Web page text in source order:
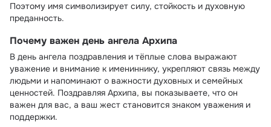
Поэтому имя символизирует силу, стойкость и духовную
преданность.
Почему важен день ангела Архипа
В день ангела поздравления и тёплые слова выражают
уважение и внимание к имениннику, укрепляют связь между
людьми и напоминают о важности духовных и семейных
ценностей. Поздравляя Архипа, вы показываете, что он
важен для вас, а ваш жест становится знаком уважения и
поддержки.